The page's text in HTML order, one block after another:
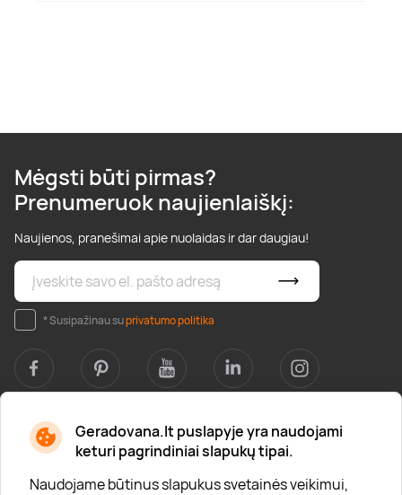
Geradovana.lt puslapyje yra naudojami
keturi pagrindiniai slapukų tipai.
Naudojame būtinus slapukus svetainės veikimui,
Mėgsti būti pirmas?
Prenumeruok naujienlaiškį:
Naujienos, pranešimai apie nuolaidas ir dar daugiau!
* Susipažinau suprivatumo politika
Apie mus
Apie „Gera Dovana“